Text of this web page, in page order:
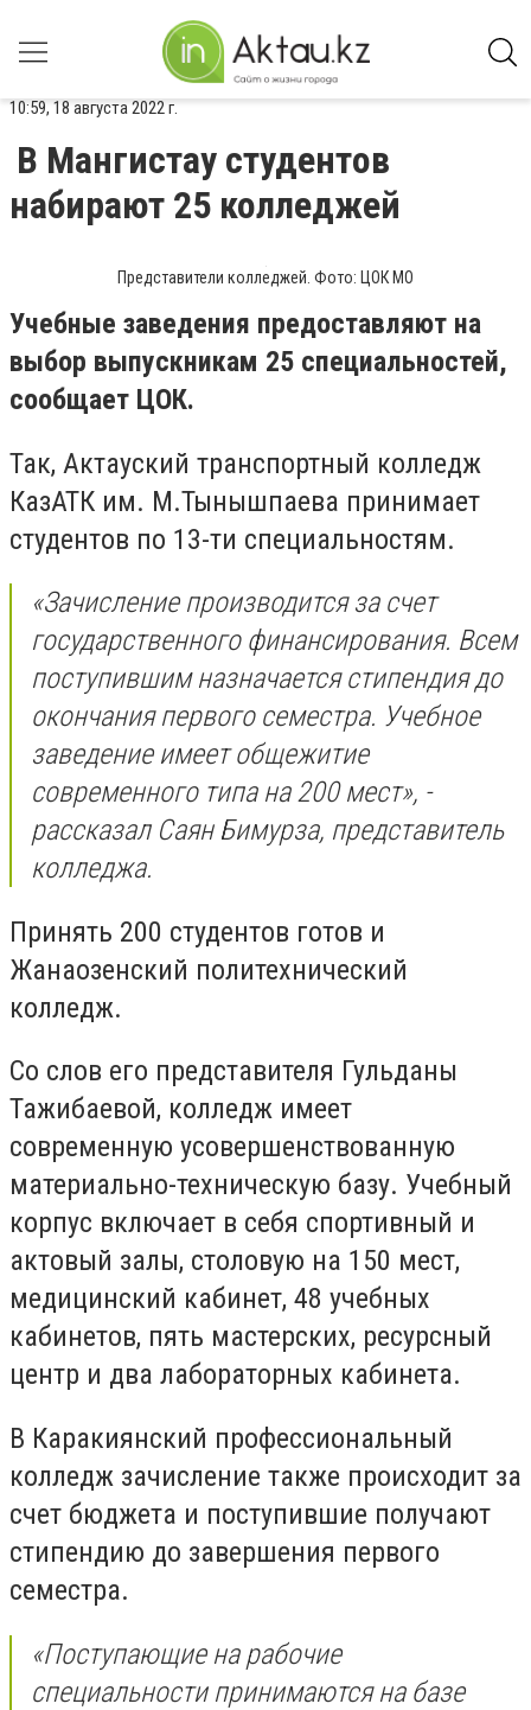
10:59, 18 августа 2022 г.
В Мангистау студентов
набирают 25 колледжей
Представители колледжей. Фото: ЦОК МО
Учебные заведения предоставляют на
выбор выпускникам 25 специальностей,
сообщает ЦОК.
Так, Актауский транспортный колледж
КазАТК им. М.Тынышпаева принимает
студентов по 13-ти специальностям.
«Зачисление производится за счет
государственного финансирования. Всем
поступившим назначается стипендия до
окончания первого семестра. Учебное
заведение имеет общежитие
современного типа на 200 мест», -
рассказал Саян Бимурза, представитель
колледжа.
Принять 200 студентов готов и
Жанаозенский политехнический
колледж.
Со слов его представителя Гульданы
Тажибаевой, колледж имеет
современную усовершенствованную
материально-техническую базу. Учебный
корпус включает в себя спортивный и
актовый залы, столовую на 150 мест,
медицинский кабинет, 48 учебных
кабинетов, пять мастерских, ресурсный
центр и два лабораторных кабинета.
В Каракиянский профессиональный
колледж зачисление также происходит за
счет бюджета и поступившие получают
стипендию до завершения первого
семестра.
«Поступающие на рабочие
специальности принимаются на базе